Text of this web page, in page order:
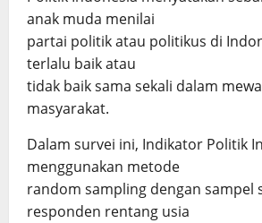
anak muda menilai
partai politik atau politikus di
terlalu baik atau
tidak baik sama sekali dalam
masyarakat.
Dalam survei ini, Indikator Politik
menggunakan metode
random sampling dengan sampel
responden rentang usia